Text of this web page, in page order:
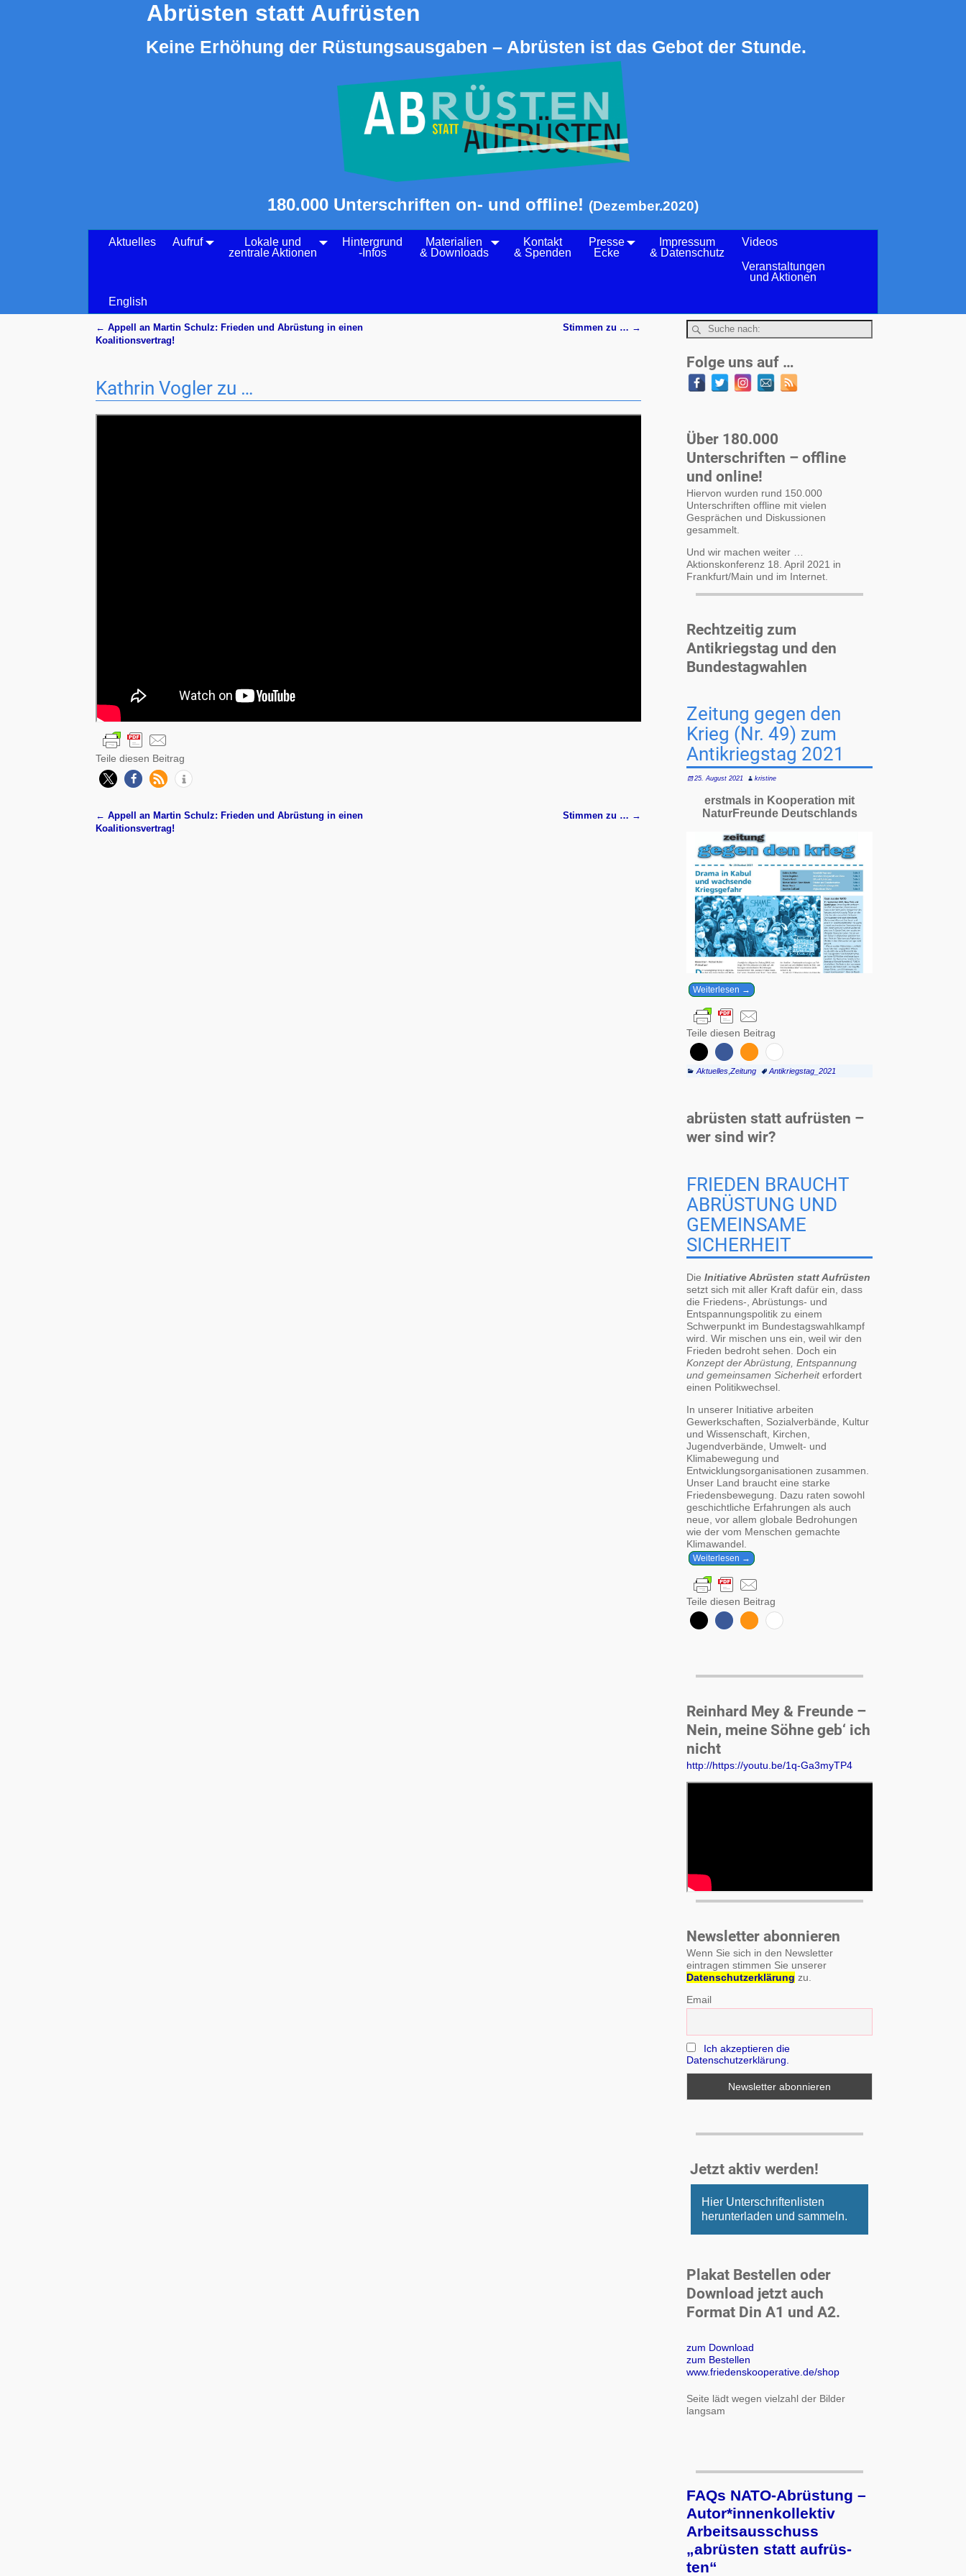
Abrüsten statt Aufrüsten
Keine Erhöhung der Rüstungsausgaben – Abrüsten ist das Gebot der Stunde.
180.000 Unterschriften on- und offline! (Dezember.2020)
Aktuelles Aufruf
Lokale und
zentrale Aktionen
Hintergrund
-Infos
Materialien
& Downloads
Kontakt
& Spenden
Presse
Ecke
Impressum
& Datenschutz
Videos
Veranstaltungen
und Aktionen
English
Artikelnavigation
← Appell an Martin Schulz: Frieden und Abrüstung in einen
Koalitionsvertrag!
Stimmen zu … →
Kathrin Vogler zu …
Teile diesen Beitrag
Artikelnavigation
← Appell an Martin Schulz: Frieden und Abrüstung in einen
Koalitionsvertrag!
Stimmen zu … →
Folge uns auf …
Über 180.000
Unterschriften – offline
und online!
Hiervon wurden rund 150.000
Unterschriften offline mit vielen
Gesprächen und Diskussionen
gesammelt.
Und wir machen weiter …
Aktionskonferenz 18. April 2021 in
Frankfurt/Main und im Internet.
Rechtzeitig zum
Antikriegstag und den
Bundestagwahlen
Zeitung gegen den
Krieg (Nr. 49) zum
Antikriegstag 2021
25. August 2021 kristine
erstmals in Kooperation mit
NaturFreunde Deutschlands
Weiterlesen →
Teile diesen Beitrag
Aktuelles, Zeitung Antikriegstag_2021
abrüsten statt aufrüsten –
wer sind wir?
FRIEDEN BRAUCHT
ABRÜSTUNG UND
GEMEINSAME
SICHERHEIT
Die Initiative Abrüsten statt Aufrüsten
setzt sich mit aller Kraft dafür ein, dass
die Friedens-, Abrüstungs- und
Entspannungspolitik zu einem
Schwerpunkt im Bundestagswahlkampf
wird. Wir mischen uns ein, weil wir den
Frieden bedroht sehen. Doch ein
Konzept der Abrüstung, Entspannung
und gemeinsamen Sicherheiterfordert
einen Politikwechsel.
In unserer Initiative arbeiten
Gewerkschaften, Sozialverbände, Kultur
und Wissenschaft, Kirchen,
Jugendverbände, Umwelt- und
Klimabewegung und
Entwicklungsorganisationen zusammen.
Unser Land braucht eine starke
Friedensbewegung. Dazu raten sowohl
geschichtliche Erfahrungen als auch
neue, vor allem globale Bedrohungen
wie der vom Menschen gemachte
Klimawandel.
Weiterlesen →
Teile diesen Beitrag
Reinhard Mey & Freunde –
Nein, meine Söhne geb‘ ich
nicht
http://https://youtu.be/1q-Ga3myTP4
Newsletter abonnieren
Wenn Sie sich in den Newsletter
eintragen stimmen Sie unserer
Datenschutzerklärung zu.
Email
Ich akzeptieren die
Datenschutzerklärung.
Jetzt aktiv werden!
Hier Unterschriftenlisten
herunterladen und sammeln.
Plakat Bestellen oder
Download jetzt auch
Format Din A1 und A2.
zum Download
zum Bestellen
www.friedenskooperative.de/shop
Seite lädt wegen vielzahl der Bilder
langsam
FAQs NATO-Abrüstung –
Autor*innenkollektiv
Arbeits­aus­schuss
„ab­rüs­ten statt auf­rüs­
ten“